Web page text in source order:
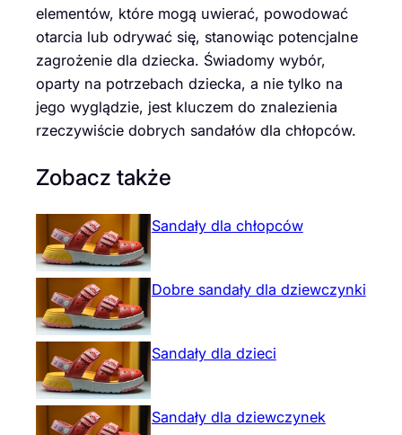
elementów, które mogą uwierać, powodować
otarcia lub odrywać się, stanowiąc potencjalne
zagrożenie dla dziecka. Świadomy wybór,
oparty na potrzebach dziecka, a nie tylko na
jego wyglądzie, jest kluczem do znalezienia
rzeczywiście dobrych sandałów dla chłopców.
Zobacz także
Sandały dla chłopców
Dobre sandały dla dziewczynki
Sandały dla dzieci
Sandały dla dziewczynek